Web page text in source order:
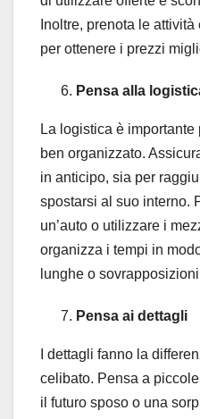
Inoltre, prenota le
per ottenere i prezzi
Pensa alla
La logistica è
ben organizzato.
in anticipo, sia per
spostarsi al suo interno.
un’auto o utilizzare i
organizza i tempi in
lunghe o
Pensa ai dettagli
I dettagli fanno la
celibato. Pensa a
il futuro sposo o una